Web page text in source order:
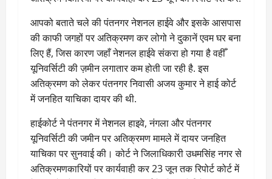
आपको बताते चले की पंतनगर नेशनल हाईवे और इसके आसपास
की काफी जगहों पर अतिक्रमण कर लोगो ने दुकानें एवम घर बना
लिए हैं, जिस कारण जहाँ नेशनल हाईवे संकरा हो गया है वहीँ
यूनिवर्सिटी की ज़मीन लगातार कम होती जा रही है. इस
अतिक्रमण को लेकर पंतनगर निवासी अजय कुमार ने हाई कोर्ट
में जनहित याचिका दायर की थी.
हाईकोर्ट ने पंतनगर में नेशनल हाइवे, नंगला और पंतनगर
यूनिवर्सिटी की जमीन पर अतिक्रमण मामले में दायर जनहित
याचिका पर सुनवाई की। कोर्ट ने जिलाधिकारी उधमसिंह नगर से
अतिक्रमणकारियों पर कार्यवाही कर 23 जून तक रिपोर्ट कोर्ट में